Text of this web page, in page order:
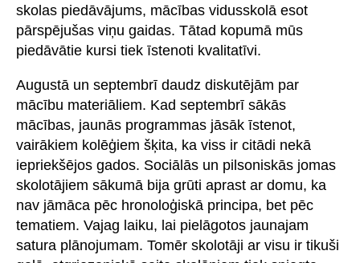
skolas piedāvājums, mācības vidusskolā esot
pārspējušas viņu gaidas. Tātad kopumā mūs
piedāvātie kursi tiek īstenoti kvalitatīvi.
Augustā un septembrī daudz diskutējām par
mācību materiāliem. Kad septembrī sākās
mācības, jaunās programmas jāsāk īstenot,
vairākiem kolēģiem šķita, ka viss ir citādi nekā
iepriekšējos gados. Sociālās un pilsoniskās jomas
skolotājiem sākumā bija grūti aprast ar domu, ka
nav jāmāca pēc hronoloģiskā principa, bet pēc
tematiem. Vajag laiku, lai pielāgotos jaunajam
satura plānojumam. Tomēr skolotāji ar visu ir tikuši